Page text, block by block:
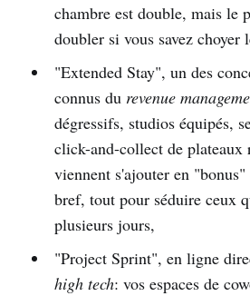
chambre est double, mais le
doubler si vous savez choyer
"Extended Stay", un des
connus du revenue
dégressifs, studios équipés,
click-and-collect de plateaux
viennent s'ajouter en "bonus"
bref, tout pour séduire ceux
plusieurs jours,
"Project Sprint", en ligne
high tech: vos espaces de